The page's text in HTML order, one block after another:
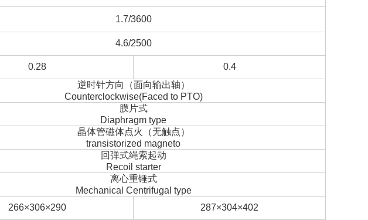
1.7/3600
4.6/2500
0.28
0.4
逆时针方向（面向输出轴）
Counterclockwise(Faced to PTO)
膜片式
Diaphragm type
晶体管磁体点火（无触点）
transistorized magneto
回弹式绳索起动
Recoil starter
离心重锤式
Mechanical Centrifugal type
266×306×290
287×304×402